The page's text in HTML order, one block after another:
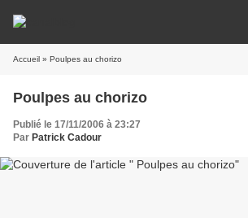
Accueil » Poulpes au chorizo
Poulpes au chorizo
Publié le 17/11/2006 à 23:27
Par Patrick Cadour